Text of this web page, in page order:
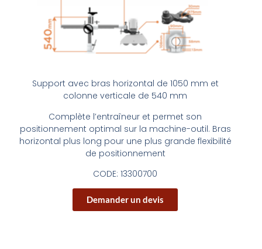
Support avec bras horizontal de 1050 mm et
colonne verticale de 540 mm
Complète l’entraîneur et permet son
positionnement optimal sur la machine-outil. Bras
horizontal plus long pour une plus grande flexibilité
de positionnement
CODE: 13300700
Demander un devis